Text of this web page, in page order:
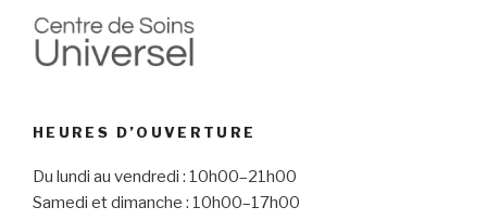
HEURES D’OUVERTURE
Du lundi au vendredi : 10h00–21h00
Samedi et dimanche : 10h00–17h00